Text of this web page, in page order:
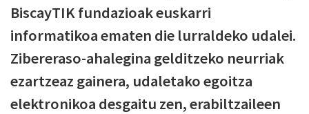
BiscayTIK fundazioak euskarri
informatikoa ematen die lurraldeko udalei.
Zibereraso-ahalegina gelditzeko neurriak
ezartzeaz gainera, udaletako egoitza
elektronikoa desgaitu zen, erabiltzaileen